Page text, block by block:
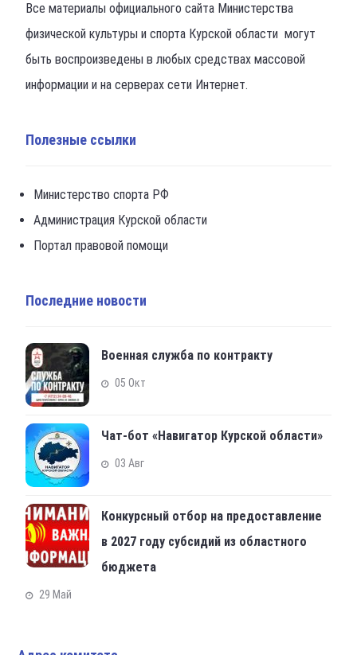
Все материалы официального сайта Министерства
физической культуры и спорта Курской области могут
быть воспроизведены в любых средствах массовой
информации и на серверах сети Интернет.
Полезные ссылки
Министерство спорта РФ
Администрация Курской области
Портал правовой помощи
Последние новости
Военная служба по контракту
05 Окт
Чат-бот «Навигатор Курской области»
03 Авг
Конкурсный отбор на предоставление
в 2027 году субсидий из областного
бюджета
29 Май